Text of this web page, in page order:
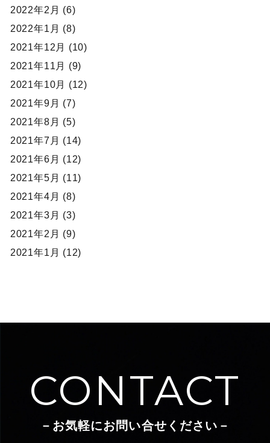
2022年2月 (6)
2022年1月 (8)
2021年12月 (10)
2021年11月 (9)
2021年10月 (12)
2021年9月 (7)
2021年8月 (5)
2021年7月 (14)
2021年6月 (12)
2021年5月 (11)
2021年4月 (8)
2021年3月 (3)
2021年2月 (9)
2021年1月 (12)
CONTACT
－お気軽にお問い合せください－